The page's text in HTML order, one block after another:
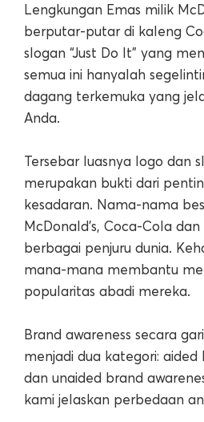
Lengkungan Emas milik
berputar-putar di kaleng
slogan “Just Do It” yang
semua ini hanyalah
dagang terkemuka yang
Anda.
Tersebar luasnya logo dan
merupakan bukti dari
kesadaran. Nama-nama
McDonald’s, Coca-Cola
berbagai penjuru dunia.
mana-mana membantu
popularitas abadi mereka.
Brand awareness secara
menjadi dua kategori: aided
dan unaided brand
kami jelaskan perbedaan